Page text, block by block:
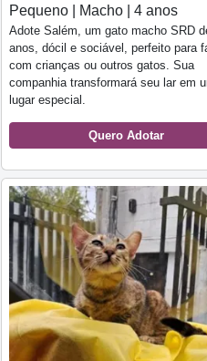
Pequeno | Macho | 4 anos
Adote Salém, um gato macho SRD
anos, dócil e sociável, perfeito para
com crianças ou outros gatos. Sua
companhia transformará seu lar em
lugar especial.
Quero Adotar